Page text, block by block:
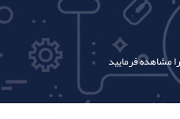
مشاهده فرمایید